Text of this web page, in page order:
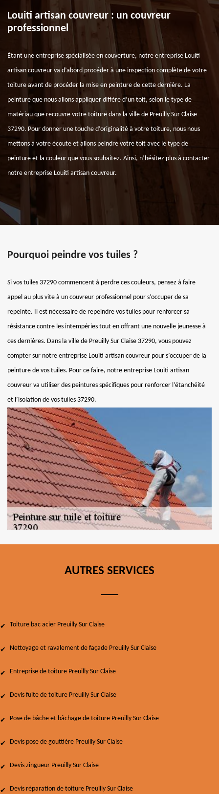
Louiti artisan couvreur : un couvreur
professionnel
Étant une entreprise spécialisée en couverture, notre entreprise Louiti
artisan couvreur va d’abord procéder à une inspection complète de votre
toiture avant de procéder la mise en peinture de cette dernière. La
peinture que nous allons appliquer diffère d’un toit, selon le type de
matériau que recouvre votre toiture dans la ville de Preuilly Sur Claise
37290. Pour donner une touche d’originalité à votre toiture, nous nous
mettons à votre écoute et allons peindre votre toit avec le type de
peinture et la couleur que vous souhaitez. Ainsi, n’hésitez plus à contacter
notre entreprise Louiti artisan couvreur.
Pourquoi peindre vos tuiles ?
Si vos tuiles 37290 commencent à perdre ces couleurs, pensez à faire
appel au plus vite à un couvreur professionnel pour s’occuper de sa
repeinte. Il est nécessaire de repeindre vos tuiles pour renforcer sa
résistance contre les intempéries tout en offrant une nouvelle jeunesse à
ces dernières. Dans la ville de Preuilly Sur Claise 37290, vous pouvez
compter sur notre entreprise Louiti artisan couvreur pour s’occuper de la
peinture de vos tuiles. Pour ce faire, notre entreprise Louiti artisan
couvreur va utiliser des peintures spécifiques pour renforcer l’étanchéité
et l’isolation de vos tuiles 37290.
AUTRES SERVICES
Toiture bac acier Preuilly Sur Claise
Nettoyage et ravalement de façade Preuilly Sur Claise
Entreprise de toiture Preuilly Sur Claise
Devis fuite de toiture Preuilly Sur Claise
Pose de bâche et bâchage de toiture Preuilly Sur Claise
Devis pose de gouttière Preuilly Sur Claise
Devis zingueur Preuilly Sur Claise
Devis réparation de toiture Preuilly Sur Claise